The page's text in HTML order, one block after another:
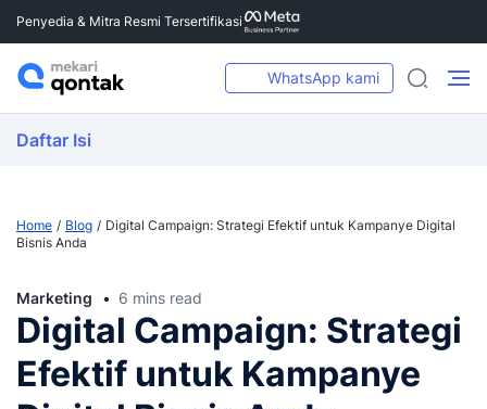
Penyedia & Mitra Resmi Tersertifikasi
WhatsApp kami
Daftar Isi
Home Blog
Digital Campaign: Strategi Efektif untuk Kampanye Digital
Bisnis Anda
Marketing 6 mins read
Digital Campaign: Strategi
Efektif untuk Kampanye